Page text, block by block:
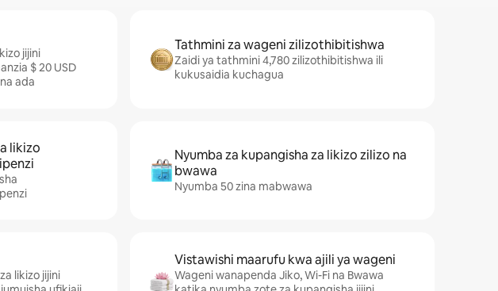
jijini
$ 20 USD
ada
Tathmini za wageni zilizothibitishwa
Zaidi ya tathmini 4,780 zilizothibitishwa ili
kukusaidia kuchagua
likizo
Nyumba za kupangisha za likizo zilizo na
bwawa
Nyumba 50 zina mabwawa
likizo jijini
Vistawishi maarufu kwa ajili ya wageni
Wageni wanapenda Jiko, Wi-Fi na Bwawa